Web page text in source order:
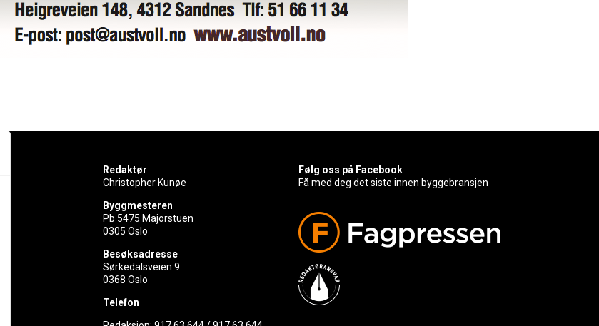
Redaktør
Christopher Kunøe
Byggmesteren
Pb 5475 Majorstuen
0305 Oslo
Besøksadresse
Sørkedalsveien 9
0368 Oslo
Telefon
Følg oss på Facebook
Få med deg det siste innen byggebransjen